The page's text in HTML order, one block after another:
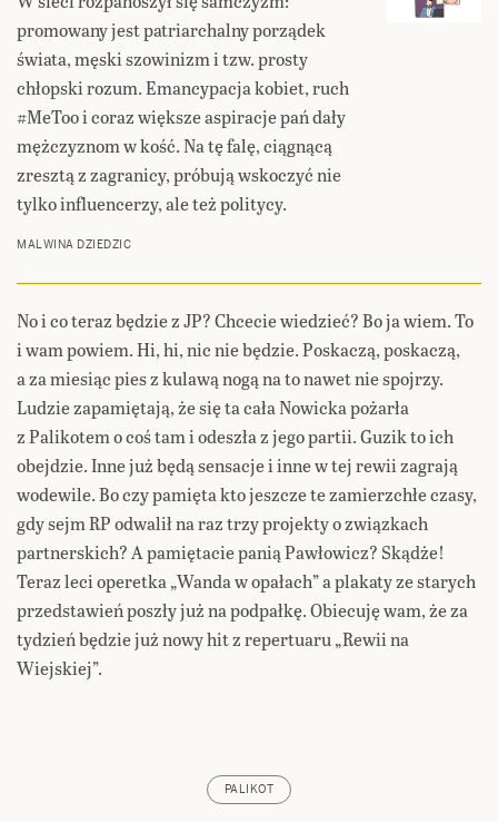
promowany jest patriarchalny porządek
świata, męski szowinizm i tzw. prosty
chłopski rozum. Emancypacja kobiet, ruch
#MeToo i coraz większe aspiracje pań dały
mężczyznom w kość. Na tę falę, ciągnącą
zresztą z zagranicy, próbują wskoczyć nie
tylko influencerzy, ale też politycy.
MALWINA DZIEDZIC
No i co teraz będzie z JP? Chcecie wiedzieć? Bo ja wiem. To
i wam powiem. Hi, hi, nic nie będzie. Poskaczą, poskaczą,
a za miesiąc pies z kulawą nogą na to nawet nie spojrzy.
Ludzie zapamiętają, że się ta cała Nowicka pożarła
z Palikotem o coś tam i odeszła z jego partii. Guzik to ich
obejdzie. Inne już będą sensacje i inne w tej rewii zagrają
wodewile. Bo czy pamięta kto jeszcze te zamierzchłe czasy,
gdy sejm RP odwalił na raz trzy projekty o związkach
partnerskich? A pamiętacie panią Pawłowicz? Skądże!
Teraz leci operetka „Wanda w opałach” a plakaty ze starych
przedstawień poszły już na podpałkę. Obiecuję wam, że za
tydzień będzie już nowy hit z repertuaru „Rewii na
Wiejskiej”.
PALIKOT